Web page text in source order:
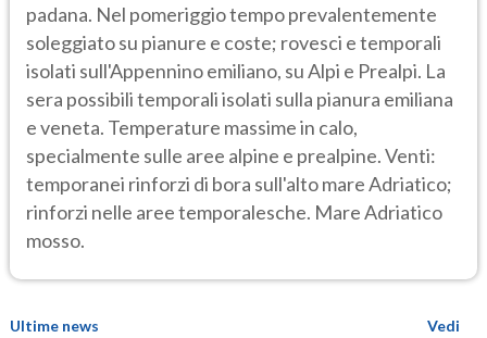
padana. Nel pomeriggio tempo prevalentemente
soleggiato su pianure e coste; rovesci e temporali
isolati sull'Appennino emiliano, su Alpi e Prealpi. La
sera possibili temporali isolati sulla pianura emiliana
e veneta. Temperature massime in calo,
specialmente sulle aree alpine e prealpine. Venti:
temporanei rinforzi di bora sull'alto mare Adriatico;
rinforzi nelle aree temporalesche. Mare Adriatico
mosso.
Ultime news
Vedi